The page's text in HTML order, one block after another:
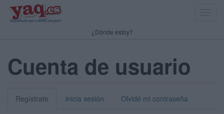
¿Dónde estoy?
Cuenta de usuario
Regístrate inicia sesión Olvidé mi contraseña